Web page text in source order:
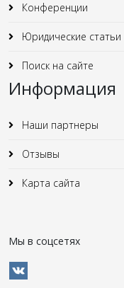
Конференции
Юридические статьи
Поиск на сайте
Информация
Наши партнеры
Отзывы
Карта сайта
Мы в соцсетях